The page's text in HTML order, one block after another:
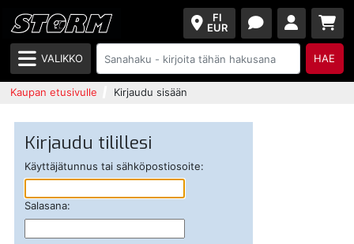
FI
EUR
VALIKKO HAE
Kaupan etusivulle Kirjaudu sisään
Kirjaudu tilillesi
Käyttäjätunnus tai sähköpostiosoite:
Salasana: